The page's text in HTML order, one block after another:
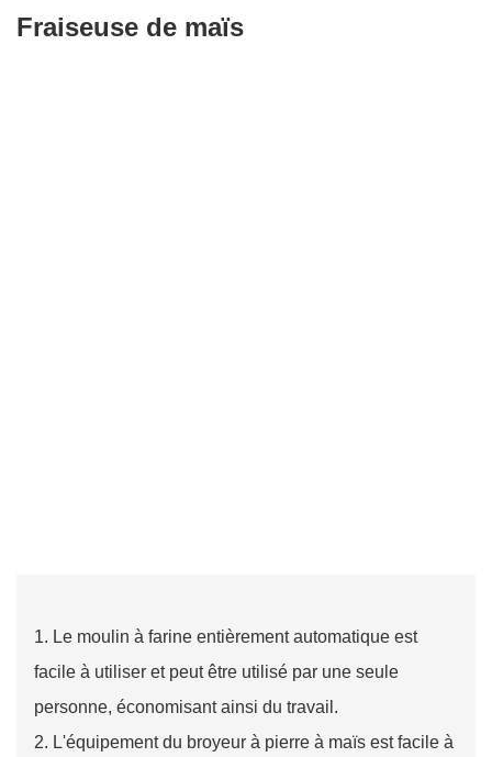
Machine électrique de moulin à farine en pierre
Fraiseuse de maïs
1. Le moulin à farine entièrement automatique est
facile à utiliser et peut être utilisé par une seule
personne, économisant ainsi du travail.
2. L'équipement du broyeur à pierre à maïs est facile à